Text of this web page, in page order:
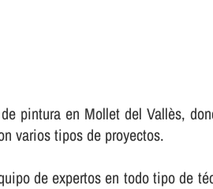
pintura en Mollet del Vallès,
varios tipos de proyectos.
de expertos en todo tipo de